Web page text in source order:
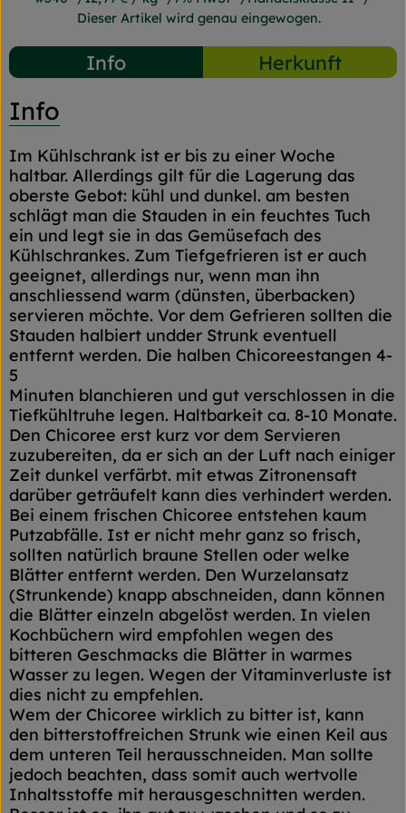
Dieser Artikel wird genau eingewogen.
Info Herkunft
Info
Im Kühlschrank ist er bis zu einer Woche
haltbar. Allerdings gilt für die Lagerung das
oberste Gebot: kühl und dunkel. am besten
schlägt man die Stauden in ein feuchtes Tuch
ein und legt sie in das Gemüsefach des
Kühlschrankes. Zum Tiefgefrieren ist er auch
geeignet, allerdings nur, wenn man ihn
anschliessend warm (dünsten, überbacken)
servieren möchte. Vor dem Gefrieren sollten die
Stauden halbiert undder Strunk eventuell
entfernt werden. Die halben Chicoreestangen 4-
5
Minuten blanchieren und gut verschlossen in die
Tiefkühltruhe legen. Haltbarkeit ca. 8-10 Monate.
Den Chicoree erst kurz vor dem Servieren
zuzubereiten, da er sich an der Luft nach einiger
Zeit dunkel verfärbt. mit etwas Zitronensaft
darüber geträufelt kann dies verhindert werden.
Bei einem frischen Chicoree entstehen kaum
Putzabfälle. Ist er nicht mehr ganz so frisch,
sollten natürlich braune Stellen oder welke
Blätter entfernt werden. Den Wurzelansatz
(Strunkende) knapp abschneiden, dann können
die Blätter einzeln abgelöst werden. In vielen
Kochbüchern wird empfohlen wegen des
bitteren Geschmacks die Blätter in warmes
Wasser zu legen. Wegen der Vitaminverluste ist
dies nicht zu empfehlen.
Wem der Chicoree wirklich zu bitter ist, kann
den bitterstoffreichen Strunk wie einen Keil aus
dem unteren Teil herausschneiden. Man sollte
jedoch beachten, dass somit auch wertvolle
Inhaltsstoffe mit herausgeschnitten werden.